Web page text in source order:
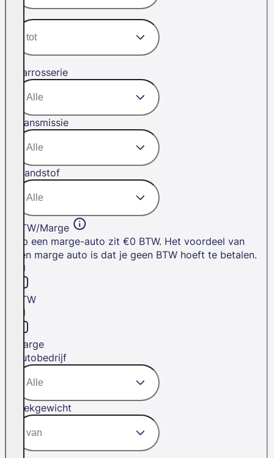
Carrosserie
Transmissie
Brandstof
BTW/Marge
Op een marge-auto zit €0 BTW. Het voordeel van
een marge auto is dat je geen BTW hoeft te betalen.
BTW
Marge
Autobedrijf
Trekgewicht